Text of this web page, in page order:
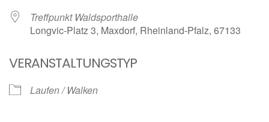
Treffpunkt Waldsporthalle
Longvic-Platz 3, Maxdorf, Rheinland-Pfalz, 67133
VERANSTALTUNGSTYP
Laufen / Walken